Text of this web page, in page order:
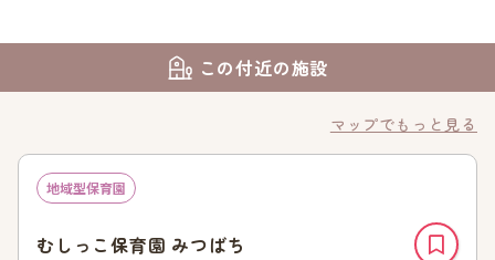
この付近の施設
マップでもっと見る
地域型保育園
むしっこ保育園 みつばち